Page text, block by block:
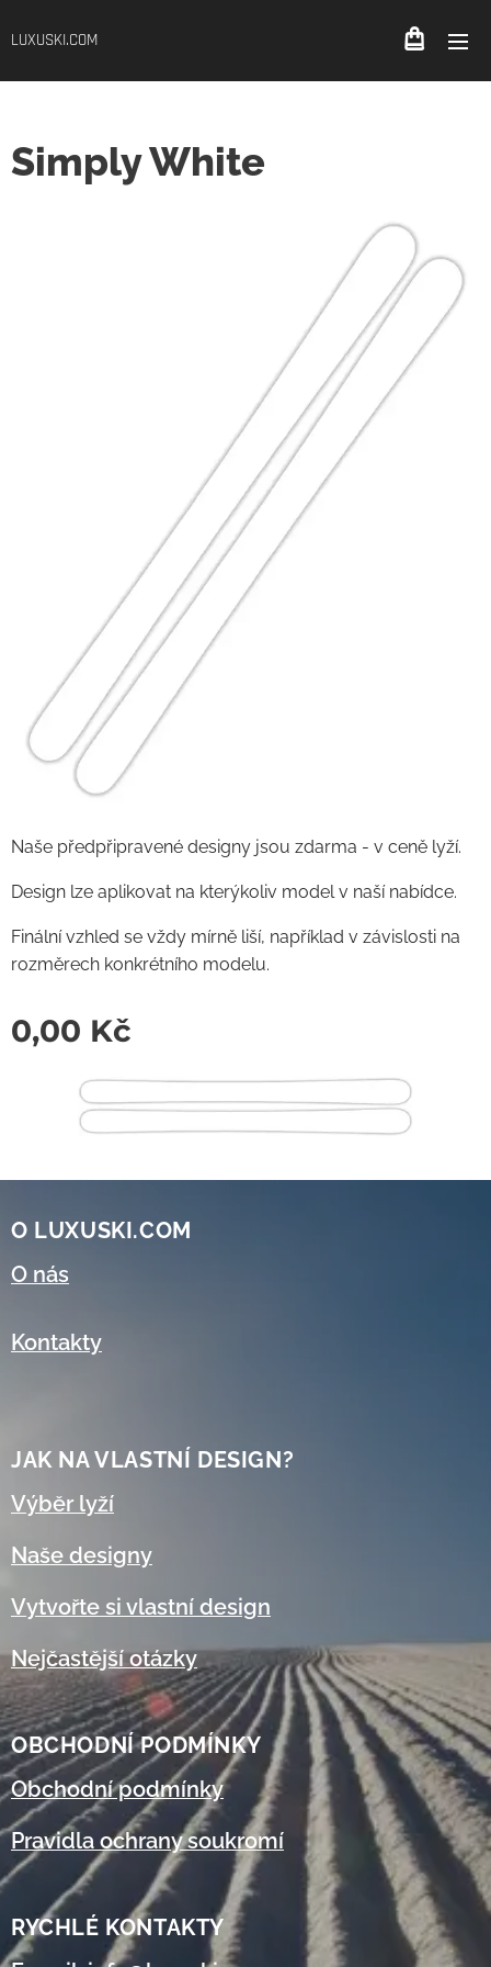
LUXUSKI.COM
Simply White
Naše předpřipravené designy jsou zdarma - v ceně lyží.
Design lze aplikovat na kterýkoliv model v naší nabídce.
Finální vzhled se vždy mírně liší, například v závislosti na
rozměrech konkrétního modelu.
0,00 Kč
O LUXUSKI.COM
O nás
Kontakty
JAK NA VLASTNÍ DESIGN?
Výběr lyží
Naše designy
Vytvořte si vlastní design
Nejčastější otázky
OBCHODNÍPODMÍNKY
Obchodní podmínky
Pravidla ochrany soukromí
RYCHLÉ KONTAKTY